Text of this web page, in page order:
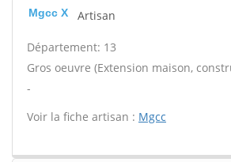
Mgcc X Artisan
Département: 13
Gros oeuvre (Extension maison,
-
Voir la fiche artisan : Mgcc